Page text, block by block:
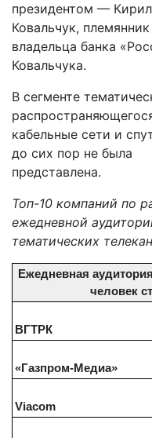
президентом —
Ковальчук,
владельца банка
Ковальчука.
В сегменте
кабельные сети и
до сих пор не была
представлена.
Топ-10 компаний по
ежедневной
тематических
Ежедневная
человек
ВГТРК
«Газпром-Медиа»
Viacom